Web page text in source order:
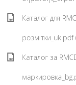
Каталог для
розмітки_uk.pdf
Каталог за